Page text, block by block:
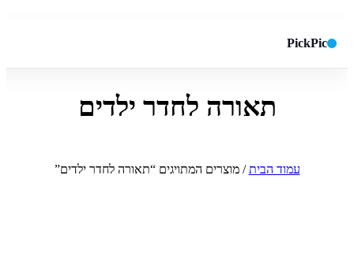
PickPic
חיפוש באתר
חפש
תאורה לחדר ילדים
עמוד הבית/ מוצרים המתויגים “תאורה לחדר ילדים”